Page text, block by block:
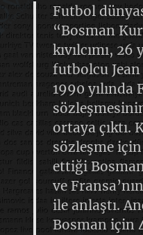
Futbol
“Bosman
kıvılcımı, 26
futbolcu Jean
1990 yılında
ortaya çıktı.
sözleşme
ettiği
ve
ile anlaştı.
Bosman için